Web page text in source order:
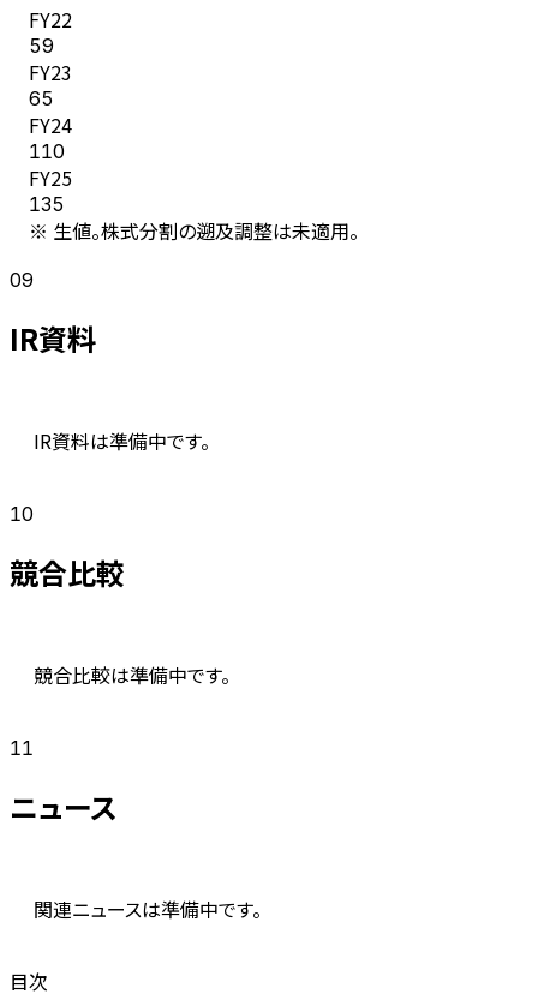
FY22
59
FY23
65
FY24
110
FY25
135
※ 生値。株式分割の遡及調整は未適用。
09
IR資料
IR資料は準備中です。
10
競合比較
競合比較は準備中です。
11
ニュース
関連ニュースは準備中です。
目次